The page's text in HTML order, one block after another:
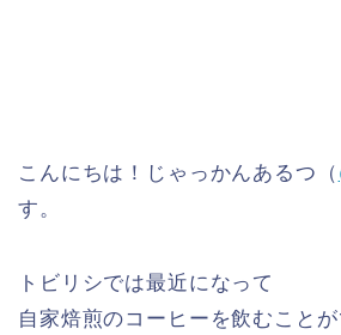
こんにちは！じゃっかんあるつ（
す。
トビリシでは最近になって
自家焙煎のコーヒーを飲むこと